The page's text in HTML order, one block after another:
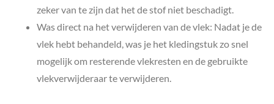
zeker van te zijn dat het de stof niet beschadigt.
Was direct na het verwijderen van de vlek: Nadat je de
vlek hebt behandeld, was je het kledingstuk zo snel
mogelijk om resterende vlekresten en de gebruikte
vlekverwijderaar te verwijderen.